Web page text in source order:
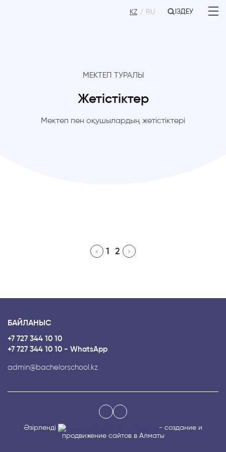
KZ RU ІЗДЕУ
МЕКТЕП ТУРАЛЫ
Жетістіктер
Мектеп пен оқушылардың жетістіктері
1 2
БАЙЛАНЫС
+7 727 344 10 10
+7 727 344 10 10 - WhatsApp
admin@bachelorschool.kz
Әзірленді
- создание и
продвижение сайтов в Алматы